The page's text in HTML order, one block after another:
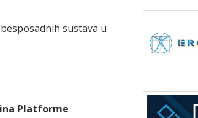
sustava u
Platforme